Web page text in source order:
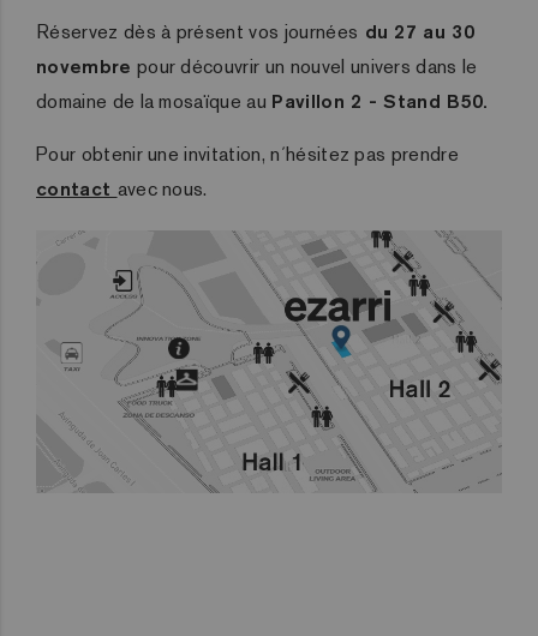
Réservez dès à présent vos journées du 27 au 30
novembre pour découvrir un nouvel univers dans le
domaine de la mosaïque au Pavillon 2 - Stand B50.
Pour obtenir une invitation, n´hésitez pas prendre
contact avec nous.